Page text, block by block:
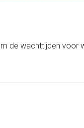
de wachttijden voor